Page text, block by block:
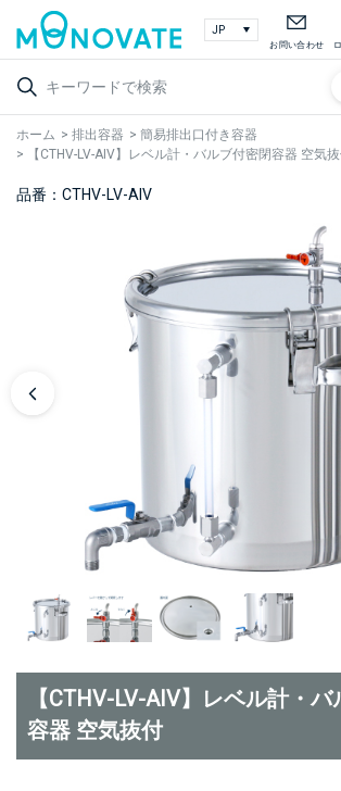
お問い合わせ
ホーム > 排出容器 > 簡易排出口付き容器
>
【CTHV-LV-AIV】レベル計・バルブ付密閉容器 空気
品番：CTHV-LV-AIV
【CTHV-LV-AIV】レベル計・バ
容器 空気抜付